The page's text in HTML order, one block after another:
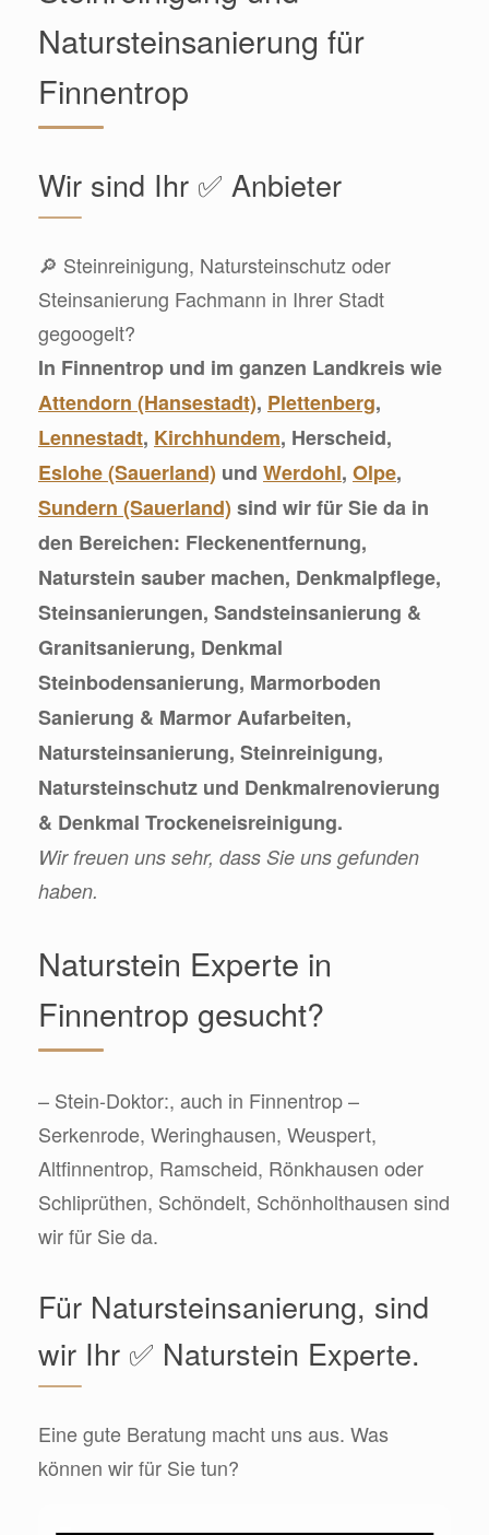
Natursteinsanierung für
Finnentrop
Wir sind Ihr ✅ Anbieter
🔎 Steinreinigung, Natursteinschutz oder
Steinsanierung Fachmann in Ihrer Stadt
gegoogelt?
In Finnentrop und im ganzen Landkreis wie
Attendorn (Hansestadt), Plettenberg,
Lennestadt, Kirchhundem, Herscheid,
Eslohe (Sauerland) und Werdohl, Olpe,
Sundern (Sauerland) sind wir für Sie da in
den Bereichen: Fleckenentfernung,
Naturstein sauber machen, Denkmalpflege,
Steinsanierungen, Sandsteinsanierung &
Granitsanierung, Denkmal
Steinbodensanierung, Marmorboden
Sanierung & Marmor Aufarbeiten,
Natursteinsanierung, Steinreinigung,
Natursteinschutz und Denkmalrenovierung
& Denkmal Trockeneisreinigung.
Wir freuen uns sehr, dass Sie uns gefunden
haben.
Naturstein Experte in
Finnentrop gesucht?
– Stein-Doktor:, auch in Finnentrop –
Serkenrode, Weringhausen, Weuspert,
Altfinnentrop, Ramscheid, Rönkhausen oder
Schliprüthen, Schöndelt, Schönholthausen sind
wir für Sie da.
Für Natursteinsanierung, sind
wir Ihr ✅ Naturstein Experte.
Eine gute Beratung macht uns aus. Was
können wir für Sie tun?